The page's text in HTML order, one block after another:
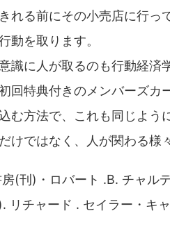
れる前にその小売店に行っ
動を取ります。
識に人が取るのも行動経済
回特典付きのメンバーズ
む方法で、これも同じよう
けではなく、人が関わる様
(刊)・ロバート .B. チャル
リチャード . セイラー・キ